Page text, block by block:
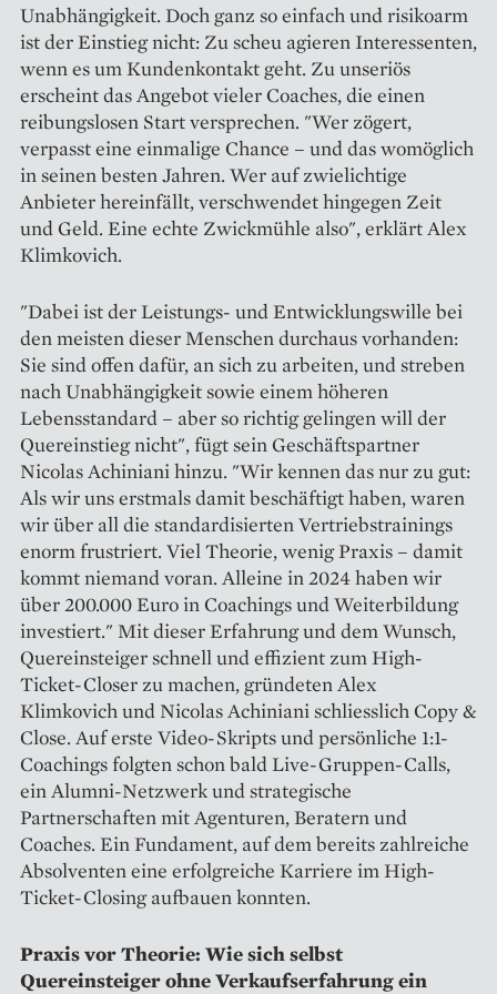
Unabhängigkeit. Doch ganz so einfach und risikoarm
ist der Einstieg nicht: Zu scheu agieren Interessenten,
wenn es um Kundenkontakt geht. Zu unseriös
erscheint das Angebot vieler Coaches, die einen
reibungslosen Start versprechen. "Wer zögert,
verpasst eine einmalige Chance – und das womöglich
in seinen besten Jahren. Wer auf zwielichtige
Anbieter hereinfällt, verschwendet hingegen Zeit
und Geld. Eine echte Zwickmühle also", erklärt Alex
Klimkovich.
"Dabei ist der Leistungs- und Entwicklungswille bei
den meisten dieser Menschen durchaus vorhanden:
Sie sind offen dafür, an sich zu arbeiten, und streben
nach Unabhängigkeit sowie einem höheren
Lebensstandard – aber so richtig gelingen will der
Quereinstieg nicht", fügt sein Geschäftspartner
Nicolas Achiniani hinzu. "Wir kennen das nur zu gut:
Als wir uns erstmals damit beschäftigt haben, waren
wir über all die standardisierten Vertriebs­trainings
enorm frustriert. Viel Theorie, wenig Praxis – damit
kommt niemand voran. Alleine in 2024 haben wir
über 200.000 Euro in Coachings und Weiterbildung
investiert." Mit dieser Erfahrung und dem Wunsch,
Quereinsteiger schnell und effizient zum High-
Ticket-Closer zu machen, gründeten Alex
Klimkovich und Nicolas Achiniani schliesslich Copy &
Close. Auf erste Video-Skripts und persönliche 1:1-
Coachings folgten schon bald Live-Gruppen-Calls,
ein Alumni-Netzwerk und strategische
Partnerschaften mit Agenturen, Beratern und
Coaches. Ein Fundament, auf dem bereits zahlreiche
Absolventen eine erfolgreiche Karriere im High-
Ticket-Closing aufbauen konnten.
Praxis vor Theorie: Wie sich selbst
Quereinsteiger ohne Verkaufserfahrung ein